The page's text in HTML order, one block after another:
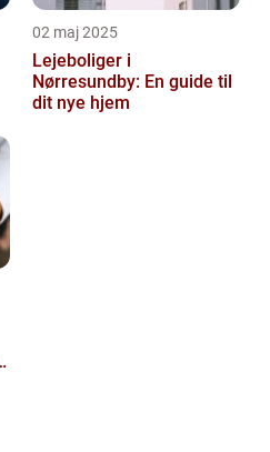
02 maj 2025
Lejeboliger i
Nørresundby: En guide til
dit nye hjem